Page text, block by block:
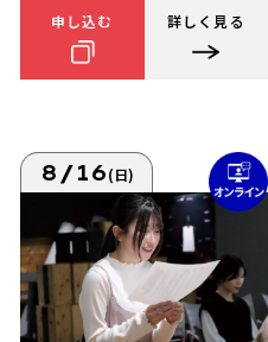
申し込む 詳しく見る
8/16(日)